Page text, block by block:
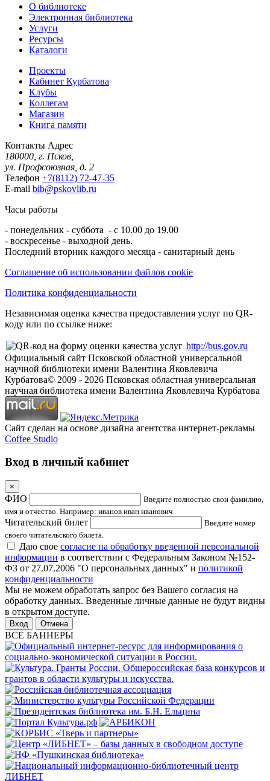
О библиотеке
Электронная библиотека
Услуги
Ресурсы
Каталоги
Проекты
Кабинет Курбатова
Клубы
Коллегам
Магазин
Книга памяти
Контакты Адрес
180000, г. Псков,
ул. Профсоюзная, д. 2
Телефон +7(8112) 72-47-35
E-mail bib@pskovlib.ru
Часы работы
- понедельник - суббота - с 10.00 до 19.00
- воскресенье - выходной день.
Последний вторник каждого месяца - санитарный день
Соглашение об использовании файлов cookie
Политика конфиденциальности
Независимая оценка качества предоставления услуг по QR-
коду или по ссылке ниже:
http://bus.gov.ru
Официальный сайт Псковской областной универсальной
научной библиотеки имени Валентина Яковлевича
Курбатова© 2009 - 2026 Псковская областная универсальная
научная библиотека имени Валентина Яковлевича Курбатова
Сайт сделан на основе дизайна агентства интернет-рекламы
Coffee Studio
Вход в личный кабинет
×
ФИО
Введите полностью свои фамилию,
имя и отчество. Например: иванов иван иванович
Читательский билет
Введите номер
своего читательского билета.
Даю свое согласие на обработку введенной персональной
информации в соответствии с Федеральным Законом №152-
ФЗ от 27.07.2006 "О персональных данных" и политикой
конфиденциальности
Мы не можем обработать запрос без Вашего согласия на
обработку данных. Введенные личные данные не будут видны
в открытом доступе.
Отмена
ВСЕ БАННЕРЫ